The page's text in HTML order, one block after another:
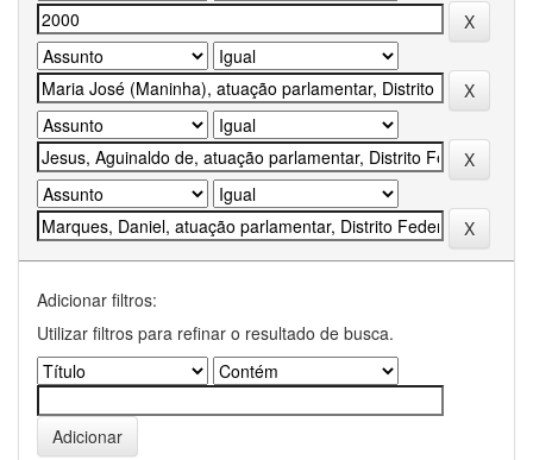
Adicionar filtros:
Utilizar filtros para refinar o resultado de busca.